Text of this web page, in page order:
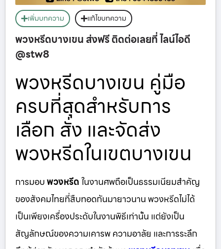
เพิ่มบทความ แก้ไขบทความ
พวงหรีดบางเขน ส่งฟรี ติดต่อเลยที่ ไลน์ไอดี
@stw8
พวงหรีดบางเขน คู่มือ
ครบที่สุดสำหรับการ
เลือก สั่ง และจัดส่ง
พวงหรีดในเขตบางเขน
การมอบพวงหรีดในงานศพถือเป็นธรรมเนียมสำคัญ
ของสังคมไทยที่สืบทอดกันมายาวนาน พวงหรีดไม่ได้
เป็นเพียงเครื่องประดับในงานพิธีเท่านั้น แต่ยังเป็น
สัญลักษณ์ของความเคารพ ความอาลัย และการระลึก